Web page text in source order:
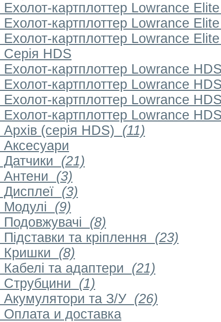
Ехолот-картплоттер Lowrance
Ехолот-картплоттер Lowrance
Ехолот-картплоттер Lowrance
Серія HDS
Ехолот-картплоттер Lowrance
Ехолот-картплоттер Lowrance
Ехолот-картплоттер Lowrance
Ехолот-картплоттер Lowrance
Архів (серія HDS) (11)
Аксесуари
Датчики (21)
Антени (3)
Дисплеї (3)
Модулі (9)
Подовжувачі (8)
Підставки та кріплення (23)
Кришки (8)
Кабелі та адаптери (21)
Струбцини (1)
Акумулятори та З/У (26)
Оплата и доставка